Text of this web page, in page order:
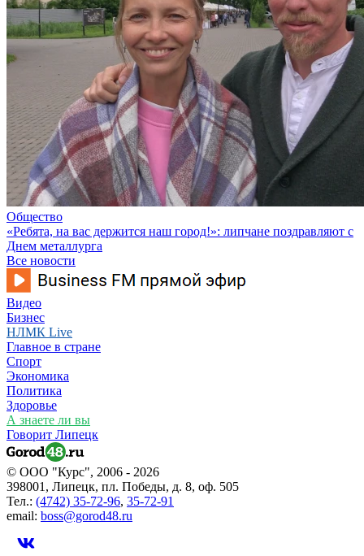
Общество
«Ребята, на вас держится наш город!»: липчане поздравляют с
Днем металлурга
Все новости
Видео
Бизнес
НЛМК Live
Главное в стране
Спорт
Экономика
Политика
Здоровье
А знаете ли вы
Говорит Липецк
© ООО "Курс", 2006 - 2026
398001, Липецк, пл. Победы, д. 8, оф. 505
Тел.: (4742) 35-72-96, 35-72-91
email: boss@gorod48.ru